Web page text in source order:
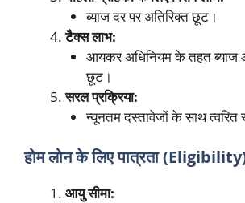
ब्याज दर पर अतिरिक्त छूट।
टैक्स लाभ:
आयकर अधिनियम के तहत ब्याज
छूट।
सरल प्रक्रिया:
न्यूनतम दस्तावेजों के साथ त्वरित
होम लोन के लिए पात्रता
आयु सीमा: